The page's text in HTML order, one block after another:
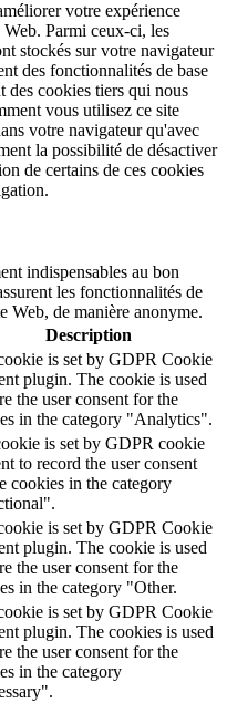
votre expérience
Parmi ceux-ci, les
stockés sur votre navigateur
des fonctionnalités de base
des cookies tiers qui nous
vous utilisez ce site
votre navigateur qu'avec
la possibilité de désactiver
de certains de ces cookies
indispensables au bon
les fonctionnalités de
Web, de manière anonyme.
Description
is set by GDPR Cookie
plugin. The cookie is used
the user consent for the
in the category "Analytics".
is set by GDPR cookie
to record the user consent
cookies in the category
is set by GDPR Cookie
plugin. The cookie is used
the user consent for the
in the category "Other.
is set by GDPR Cookie
plugin. The cookies is used
the user consent for the
in the category